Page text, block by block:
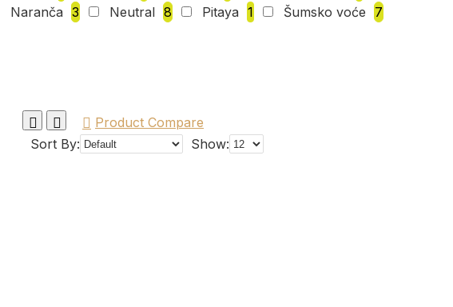
Naranča 3 Neutral 8 Pitaya 1 Šumsko voće 7
Product Compare
Sort By:
Show: